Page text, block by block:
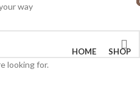
way
HOME SHOP
looking for.